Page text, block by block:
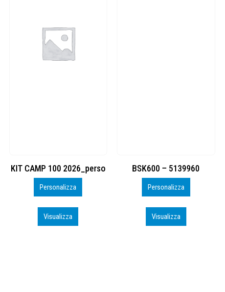
BSK600 – 5139960
Personalizza
Visualizza
DTF
Personalizza
Visualizza